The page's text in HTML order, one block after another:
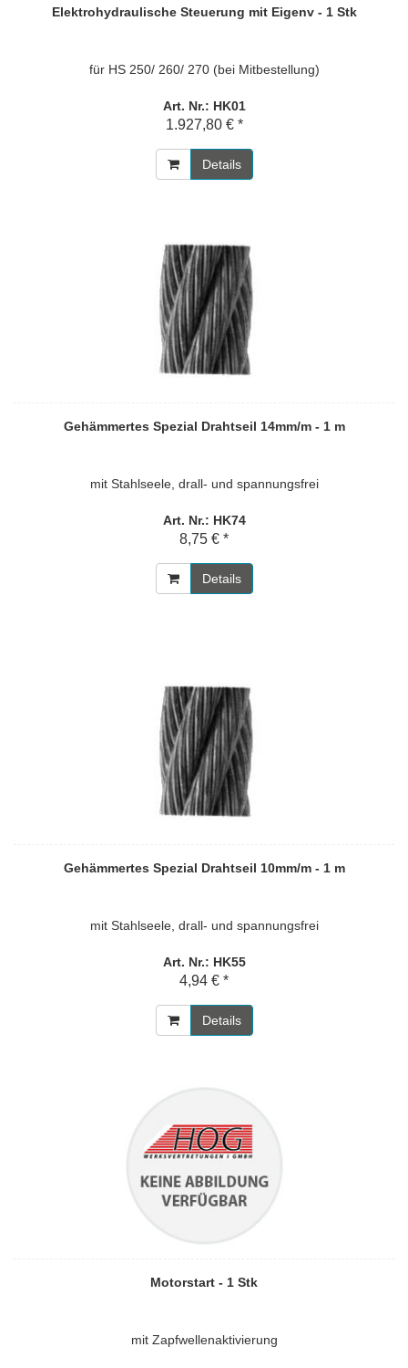
Elektrohydraulische Steuerung mit Eigenv - 1 Stk
für HS 250/ 260/ 270 (bei Mitbestellung)
Art. Nr.: HK01
1.927,80 € *
Details
Gehämmertes Spezial Drahtseil 14mm/m - 1 m
mit Stahlseele, drall- und spannungsfrei
Art. Nr.: HK74
8,75 € *
Details
Gehämmertes Spezial Drahtseil 10mm/m - 1 m
mit Stahlseele, drall- und spannungsfrei
Art. Nr.: HK55
4,94 € *
Details
Motorstart - 1 Stk
mit Zapfwellenaktivierung